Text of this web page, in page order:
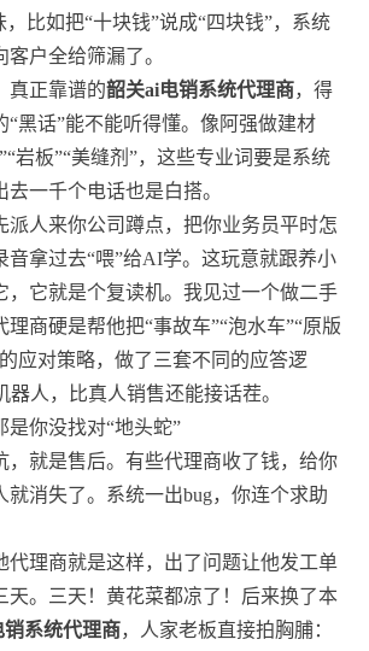
，比如把“十块钱”说成“四块钱”，系统
户全给筛漏了。
真正靠谱的韶关ai电销系统代理商，得
“黑话”能不能听得懂。像阿强做建材
岩板”“美缝剂”，这些专业词要是系统
一千个电话也是白搭。
派人来你公司蹲点，把你业务员平时怎
音拿过去“喂”给AI学。这玩意就跟养小
，它就是个复读机。我见过一个做二手
商硬是帮他把“事故车”“泡水车”“原版
应对策略，做了三套不同的应答逻
人，比真人销售还能接话茬。
是你没找对“地头蛇”
，就是售后。有些代理商收了钱，给你
就消失了。系统一出bug，你连个求助
代理商就是这样，出了问题让他发工单
天。三天！黄花菜都凉了！后来换了本
销系统代理商，人家老板直接拍胸脯：